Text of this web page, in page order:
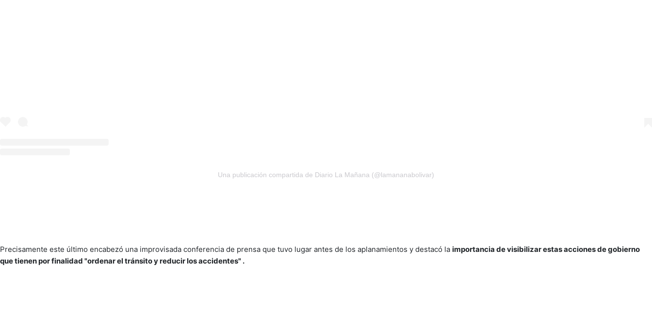
Una publicación compartida de Diario La Mañana (@lamananabolivar)
Precisamente este último encabezó una improvisada conferencia de prensa que tuvo lugar antes de los aplanamientos y destacó la importancia de visibilizar estas acciones de gobierno
que tienen por finalidad "ordenar el tránsito y reducir los accidentes" .